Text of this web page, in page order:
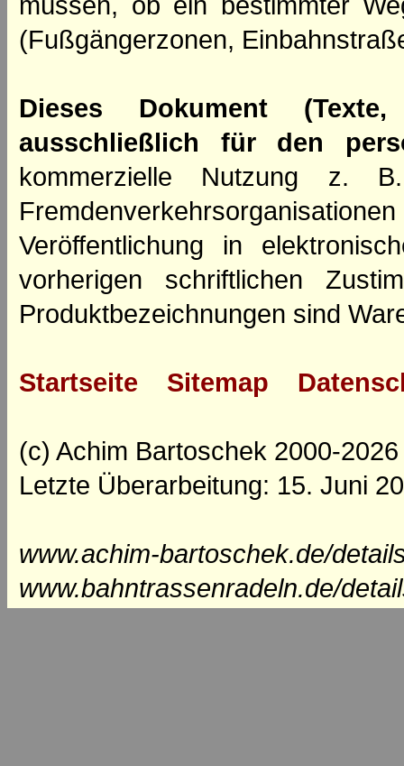
(Fußgängerzonen,
Dieses Dokument
ausschließlich für den
kommerzielle Nutzung z.
Veröffentlichung in
vorherigen schriftlichen
Produktbezeichnungen sind
Startseite Sitemap
(c) Achim Bartoschek 2000-2026
Letzte Überarbeitung: 15. Juni
www.achim-bartoschek.de/
www.bahntrassenradeln.de/